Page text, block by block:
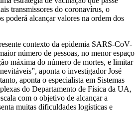
transmissores do coronavírus, o
poderá alcançar valores na ordem dos
contexto da epidemia SARS-CoV-
número de pessoas, no menor espaço
máxima do número de mortes, e limitar
aponta o investigador José
aponta o especialista em Sistemas
do Departamento de Física da UA,
com o objetivo de alcançar a
muitas dificuldades logísticas e